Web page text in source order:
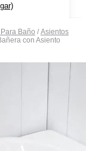
Baño / Asientos
con Asiento